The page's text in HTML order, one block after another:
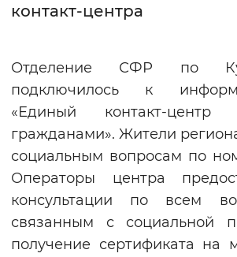
Интервал между
Цвет сайта
Монохромный
Синий фон
Включены
контакт-центра
Отделение СФР по
подключилось к
«Единый контакт-центр
гражданами». Жители
социальным вопросам по
Операторы центра
консультации по всем
связанным с социальной
получение сертификата на